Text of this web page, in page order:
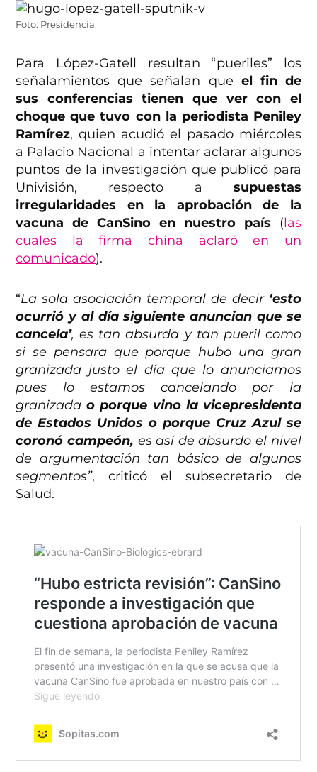
Foto: Presidencia.
Para López-Gatell resultan “pueriles” los
señalamientos que señalan que el fin de
sus conferencias tienen que ver con el
choque que tuvo con la periodista Peniley
Ramírez, quien acudió el pasado miércoles
a Palacio Nacional a intentar aclarar algunos
puntos de la investigación que publicó para
Univisión, respecto a supuestas
irregularidades en la aprobación de la
vacuna de CanSino en nuestro país (las
cuales la firma china aclaró en un
comunicado).
“La sola asociación temporal de decir ‘esto
ocurrió y al día siguiente anuncian que se
cancela’, es tan absurda y tan pueril como
si se pensara que porque hubo una gran
granizada justo el día que lo anunciamos
pues lo estamos cancelando por la
granizadao porque vino la vicepresidenta
de Estados Unidos o porque Cruz Azul se
coronó campeón, es así de absurdo el nivel
de argumentación tan básico de algunos
segmentos”, criticó el subsecretario de
Salud.